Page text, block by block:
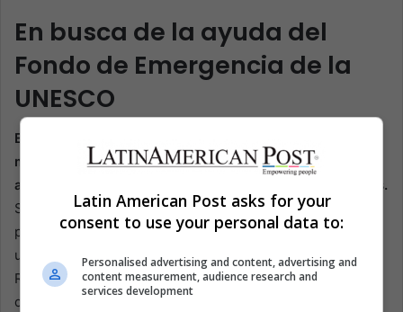
En busca de la ayuda del
Fondo de Emergencia de la
UNESCO
El gobierno de Perú ha enfatizado que, hasta el
momento, ningún sitio de Patrimonio Mundial se ha visto
afectado significativamente por los incendios forestales.
Sin embargo, las autoridades siguen evaluando los
posibles daños a los bienes culturales de la región,
utilizando el Sistema Nacional de Información para la
Respuesta y la Rehabilitación. Esta evaluación en curso
determinará el alcance de cualquier daño causado por los
Latin American Post asks for your
consent to use your personal data to:
Personalised advertising and content, advertising and
content measurement, audience research and
services development